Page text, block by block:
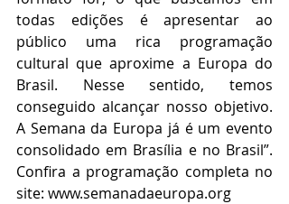
todas edições é apresentar ao
público uma rica programação
cultural que aproxime a Europa do
Brasil. Nesse sentido, temos
conseguido alcançar nosso objetivo.
A Semana da Europa já é um evento
consolidado em Brasília e no Brasil”.
Confira a programação completa no
site: www.semanadaeuropa.org